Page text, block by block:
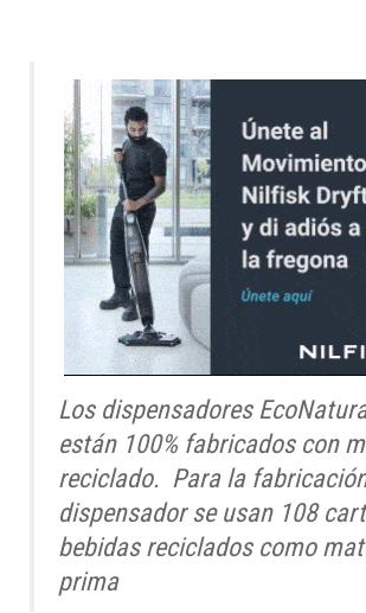
Los dispensadores
están 100% fabricados con
reciclado. Para la
dispensador se usan 108
bebidas reciclados como
prima